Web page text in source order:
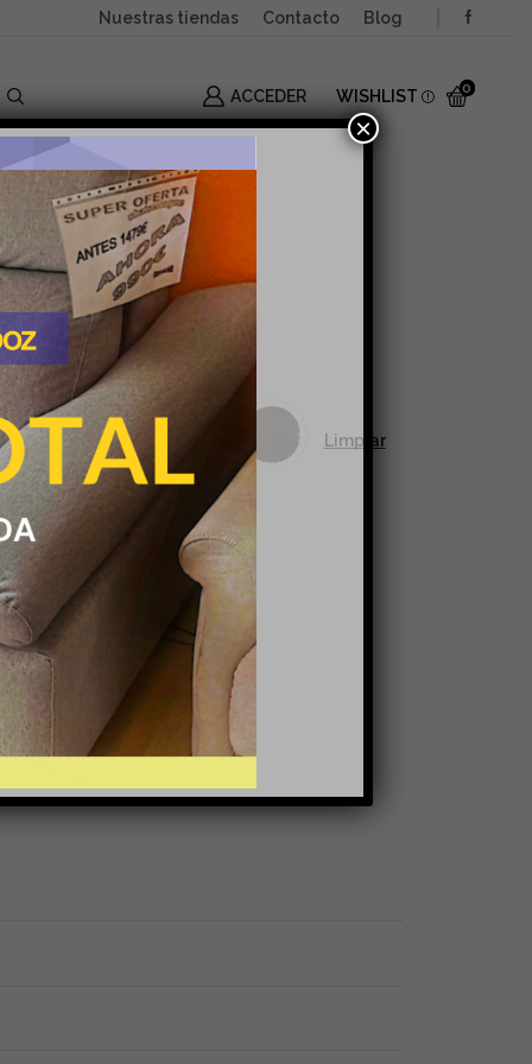
Nuestras tiendas Contacto Blog
ACCEDER WISHLIST 0
Limpiar
, CAMAS
×